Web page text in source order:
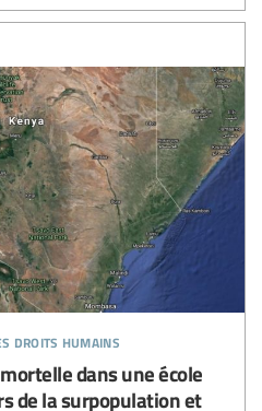
droits humains
dans une école
de la surpopulation et